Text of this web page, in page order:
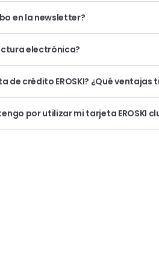
en la newsletter?
electrónica?
de crédito EROSKI? ¿Qué ventajas
por utilizar mi tarjeta EROSKI